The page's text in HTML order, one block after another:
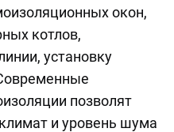
окон,
котлов,
установку
позволят
и уровень шума